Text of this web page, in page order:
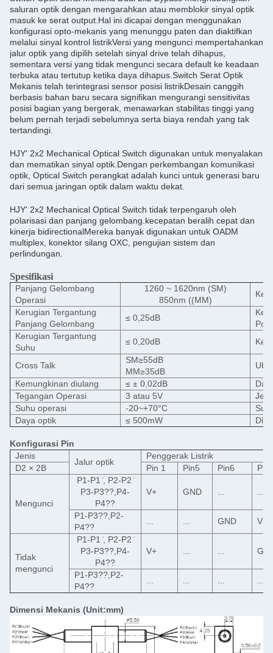
saluran optik dengan mengarahkan atau memblokir sinyal optik
masuk ke serat output.Hal ini dicapai dengan menggunakan
konfigurasi opto-mekanis yang menunggu paten dan diaktifkan
melalui sinyal kontrol listrikVersi yang mengunci mempertahankan
jalur optik yang dipilih setelah sinyal drive telah dihapus,
sementara versi yang tidak mengunci secara default ke keadaan
terbuka atau tertutup ketika daya dihapus.Switch Serat Optik
Mekanis telah terintegrasi sensor posisi listrikDesain canggih
berbasis bahan baru secara signifikan mengurangi sensitivitas
posisi bagian yang bergerak, menawarkan stabilitas tinggi yang
belum pernah terjadi sebelumnya serta biaya rendah yang tak
tertandingi.
HJY' 2x2 Mechanical Optical Switch digunakan untuk menyalakan
dan mematikan sinyal optik.Dengan perkembangan komunikasi
optik, Optical Switch perangkat adalah kunci untuk generasi baru
dari semua jaringan optik dalam waktu dekat.
HJY' 2x2 Mechanical Optical Switch tidak terpengaruh oleh
polarisasi dan panjang gelombang.kecepatan beralih cepat dan
kinerja bidirectionalMereka banyak digunakan untuk OADM
multiplex, konektor silang OXC, pengujian sistem dan
perlindungan.
Spesifikasi
Panjang Gelombang
Operasi
1260 ~ 1620nm (SM)
850nm ((MM)
Kerugian Tergantung
Panjang Gelombang
≤ 0,25dB
Kerugian Tergantung
Suhu
≤ 0,20dB
Cross Talk
SM≥55dB
MM≥35dB
Kemungkinan diulang
≤ ± 0,02dB
Tegangan Operasi
3 atau 5V
Suhu operasi
-20~+70°C
Daya optik
≤ 500mW
Konfigurasi Pin
Jenis
Jalur optik
Penggerak Listrik
D2 × 2B
Pin 1 Pin5 Pin6
Mengunci
P1-P1 ̇, P2-P2 ̇
P3-P3??,P4-
P4??
V+ GND
P1-P3??,P2-
P4??
GND V+
Tidak
mengunci
P1-P1 ̇, P2-P2 ̇
P3-P3??,P4-
P4??
V+
P1-P3??,P2-
P4??
Dimensi Mekanis (Unit:mm)